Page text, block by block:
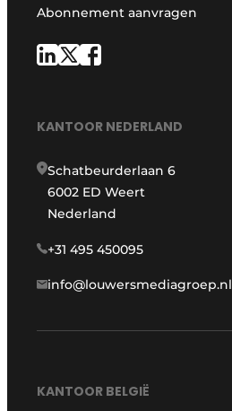
Abonnement aanvragen
KANTOOR NEDERLAND
Schatbeurderlaan 6
6002 ED Weert
Nederland
+31 495 450095
info@louwersmediagroep.nl
KANTOOR BELGIË